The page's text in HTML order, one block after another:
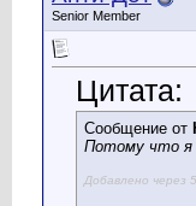
Senior Member
Цитата:
Сообщение от
Потому что я
Добавлено через